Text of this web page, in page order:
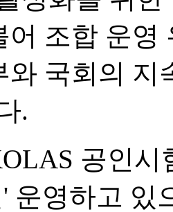
어 조합 운영
와 국회의 지
.
공인
운영하고 있